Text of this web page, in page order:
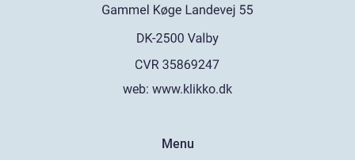
web: www.klikko.dk
Menu